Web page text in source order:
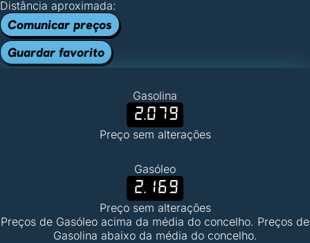
Distância aproximada:
Comunicar preços
Guardar favorito
Gasolina
2.079
Preço sem alterações
Gasóleo
2.169
Preço sem alterações
Preços de Gasóleo acima da média do concelho. Preços de
Gasolina abaixo da média do concelho.